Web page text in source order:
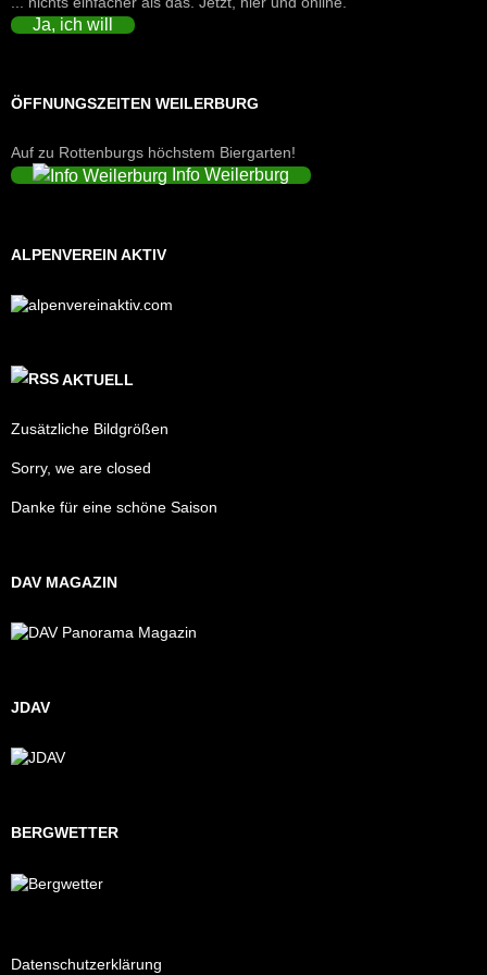
Ja, ich will
ÖFFNUNGSZEITEN WEILERBURG
Auf zu Rottenburgs höchstem Biergarten!
Info Weilerburg
ALPENVEREIN AKTIV
AKTUELL
Zusätzliche Bildgrößen
Sorry, we are closed
Danke für eine schöne Saison
DAV MAGAZIN
JDAV
BERGWETTER
Datenschutzerklärung